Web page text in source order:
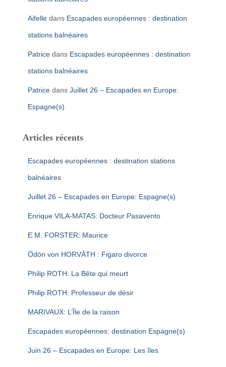
Aifelle dans Escapades européennes : destination
stations balnéaires
Patrice dans Escapades européennes : destination
stations balnéaires
Patrice dans Juillet 26 – Escapades en Europe:
Espagne(s)
Articles récents
Escapades européennes : destination stations
balnéaires
Juillet 26 – Escapades en Europe: Espagne(s)
Enrique VILA-MATAS: Docteur Pasavento
E.M. FORSTER: Maurice
Ödön von HORVÁTH : Figaro divorce
Philip ROTH: La Bête qui meurt
Philip ROTH: Professeur de désir
MARIVAUX: L’Île de la raison
Escapades européennes: destination Espagne(s)
Juin 26 – Escapades en Europe: Les îles